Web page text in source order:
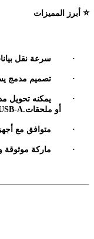
⭐ أبرز المميزات
· سرعة نقل
· تصميم مدمج
· يمكنه تحويل
أو ملحقات
· متوافق مع
· ماركة موثوقة